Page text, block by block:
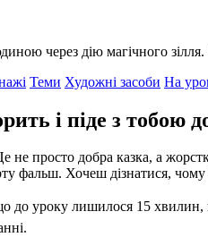
через дію магічного
Теми Художні засоби На
і піде з тобою
не просто добра казка, а
фальш. Хочеш дізнатися,
до уроку лишилося 15 хвилин,